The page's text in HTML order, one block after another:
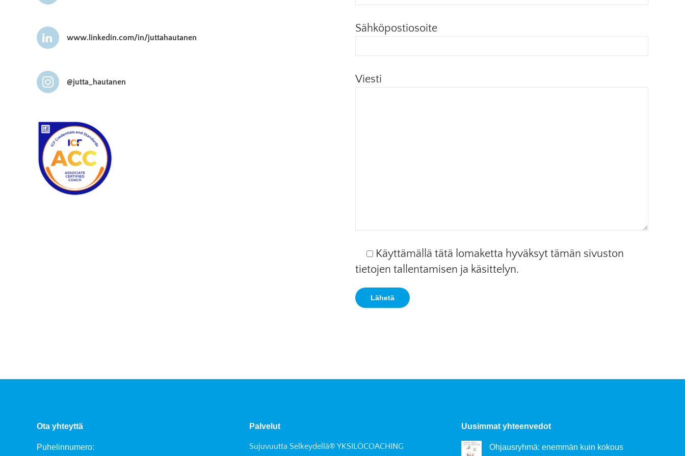
www.linkedin.com/in/juttahautanen
@jutta_hautanen
Sähköpostiosoite
Viesti
Käyttämällä tätä lomaketta hyväksyt tämän sivuston
tietojen tallentamisen ja käsittelyn.
Ota yhteyttä
Puhelinnumero:
Palvelut
Sujuvuutta Selkeydellä® YKSILÖCOACHING
Uusimmat yhteenvedot
Ohjausryhmä: enemmän kuin kokous